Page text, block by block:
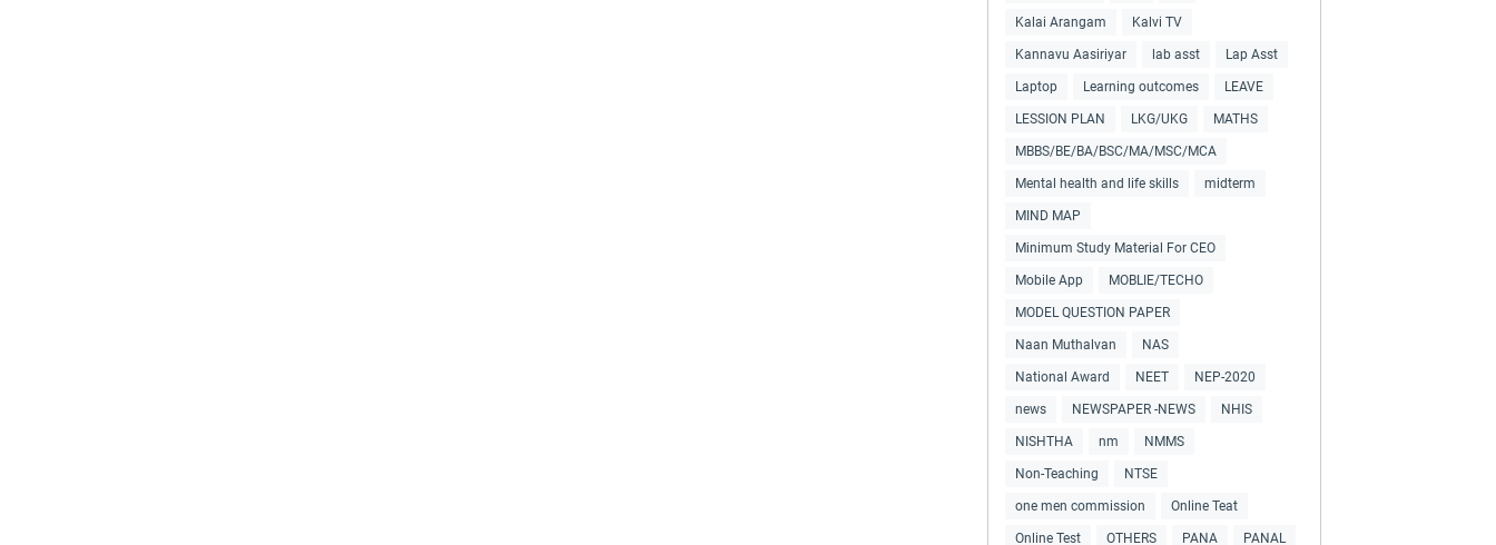
Kalai Arangam Kalvi TV
Kannavu Aasiriyar lab asst Lap Asst
Laptop Learning outcomes LEAVE
LESSION PLAN LKG/UKG MATHS
MBBS/BE/BA/BSC/MA/MSC/MCA
Mental health and life skills midterm
MIND MAP
Minimum Study Material For CEO
Mobile App MOBLIE/TECHO
MODEL QUESTION PAPER
Naan Muthalvan NAS
National Award NEET NEP-2020
news NEWSPAPER -NEWS NHIS
NISHTHA nm NMMS
Non-Teaching NTSE
one men commission Online Teat
Online Test OTHERS PANA PANAL